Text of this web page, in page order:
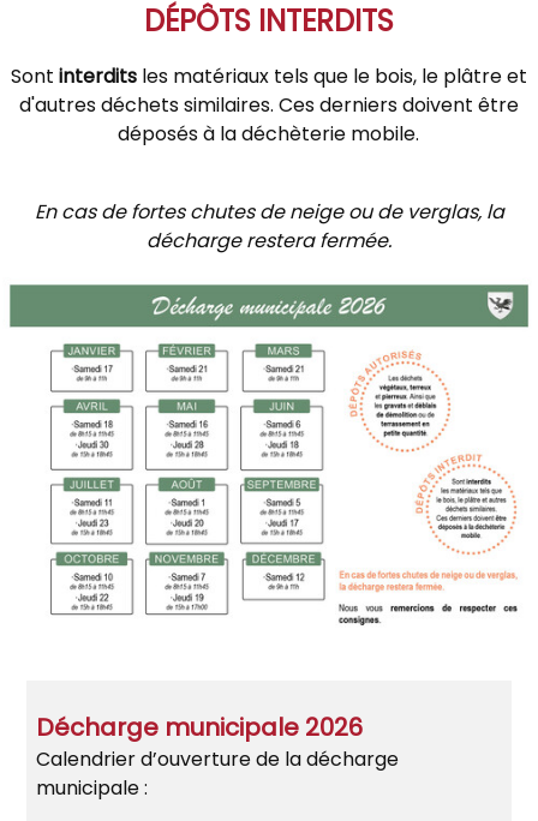
DÉPÔTS INTERDITS
Sont interditsles matériaux tels que le bois, le plâtre et
d'autres déchets similaires. Ces derniers doivent être
déposés à la déchèterie mobile.
En cas de fortes chutes de neige ou de verglas, la
décharge restera fermée.
Décharge municipale 2026
Calendrier d’ouverture de la décharge
municipale :